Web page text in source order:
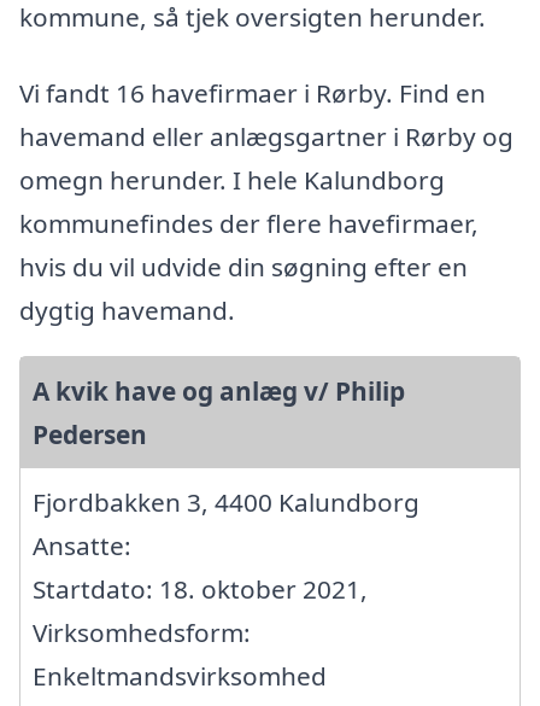
kommune, så tjek oversigten herunder.
Vi fandt 16 havefirmaer i Rørby. Find en
havemand eller anlægsgartner i Rørby og
omegn herunder. I hele Kalundborg
kommunefindes der flere havefirmaer,
hvis du vil udvide din søgning efter en
dygtig havemand.
A kvik have og anlæg v/ Philip
Pedersen
Fjordbakken 3, 4400 Kalundborg
Ansatte:
Startdato: 18. oktober 2021,
Virksomhedsform:
Enkeltmandsvirksomhed